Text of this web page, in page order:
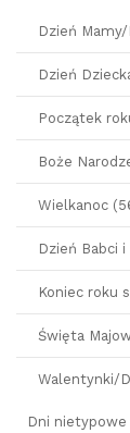
Dzień
Dzień
Początek
Boże
Wielkanoc
Dzień Babci
Koniec roku
Święta
Walentynki/
Dni nietypowe